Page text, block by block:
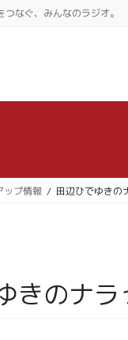
つなぐ、みんなのラジオ。
ップ情報 田辺ひでゆきの
きのナラ